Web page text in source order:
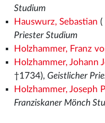
Studium
Hauswurz, Sebastian (
Priester Studium
Holzhammer, Franz
Holzhammer, Johann
†1734), Geistlicher
Holzhammer, Joseph
Franziskaner Mönch